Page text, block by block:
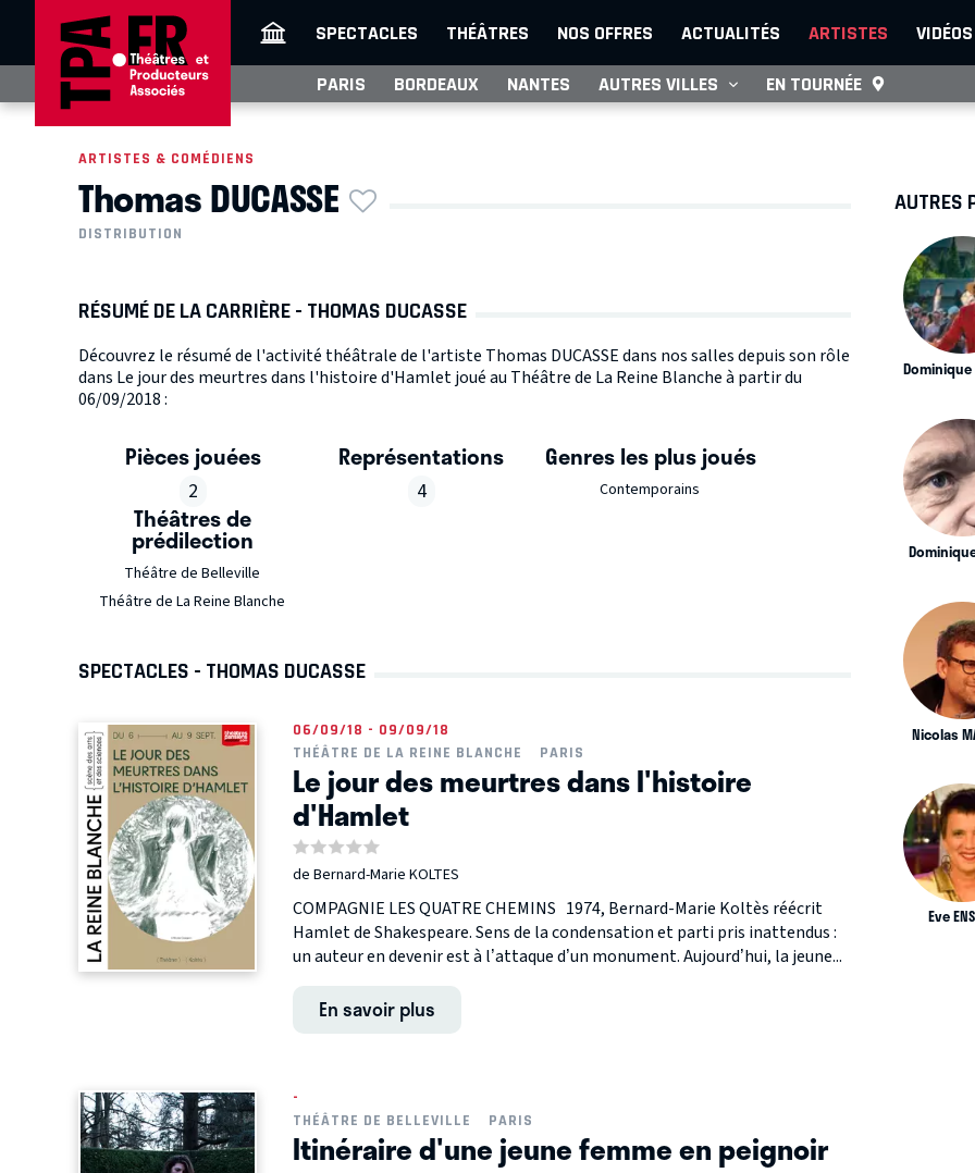
SPECTACLES THÉÂTRES NOS OFFRES ACTUALITÉS ARTISTES VIDÉOS
PARIS BORDEAUX NANTES AUTRES VILLES EN TOURNÉE
ARTISTES & COMÉDIENS
Thomas DUCASSE
DISTRIBUTION
RÉSUMÉ DE LA CARRIÈRE - THOMAS DUCASSE
Découvrez le résumé de l'activité théâtrale de l'artiste Thomas DUCASSE dans nos salles depuis son rôle
dans Le jour des meurtres dans l'histoire d'Hamlet joué au Théâtre de La Reine Blanche à partir du
06/09/2018 :
Pièces jouées
2
Représentations
4
Genres les plus joués
Contemporains
Théâtres de
prédilection
Théâtre de Belleville
Théâtre de La Reine Blanche
SPECTACLES - THOMAS DUCASSE
06/09/18 - 09/09/18
THÉÂTRE DE LA REINE BLANCHE
PARIS
Le jour des meurtres dans l'histoire
d'Hamlet
de Bernard-Marie KOLTES
COMPAGNIE LES QUATRE CHEMINS 1974, Bernard-Marie Koltès réécrit
Hamlet de Shakespeare. Sens de la condensation et parti pris inattendus :
un auteur en devenir est à l’attaque d’un monument. Aujourd’hui, la jeune...
En savoir plus
-
THÉÂTRE DE BELLEVILLE
PARIS
Itinéraire d'une jeune femme en peignoir
AUTRES
Dominique
Dominique
Nicolas
Eve